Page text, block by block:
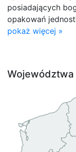
posiadających
opakowań
pokaż więcej »
Województwa